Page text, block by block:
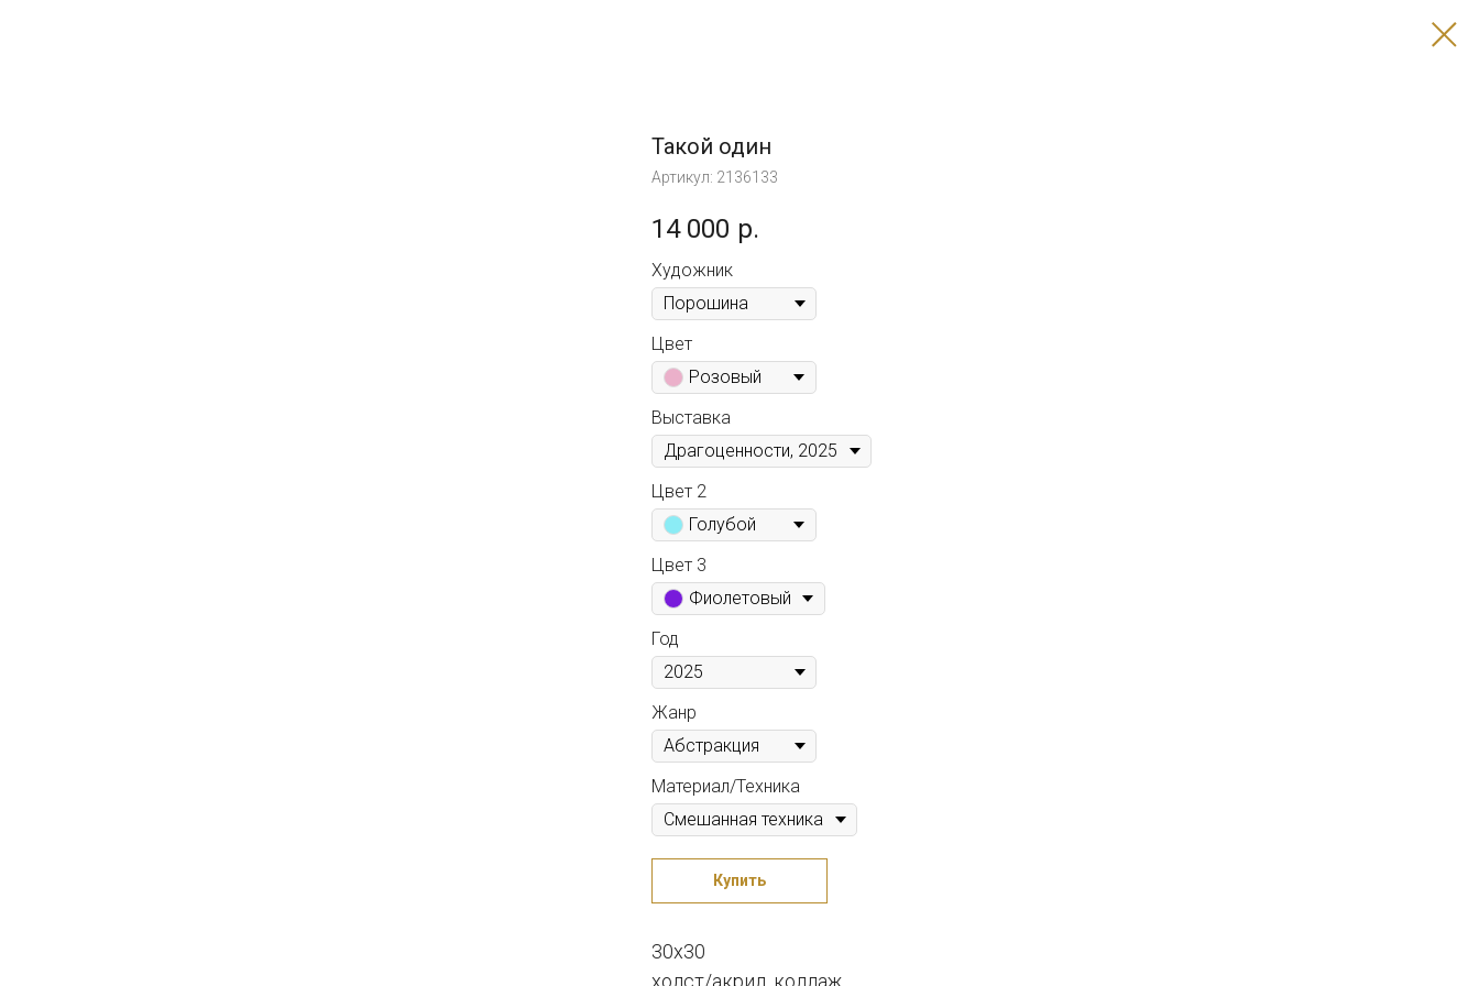
Такой один
Артикул: 2136133
14 000 р.
Художник
Цвет
Розовый
Выставка
Цвет 2
Голубой
Цвет 3
Фиолетовый
Год
Жанр
Материал/Техника
Купить
30х30
холст/акрил, коллаж